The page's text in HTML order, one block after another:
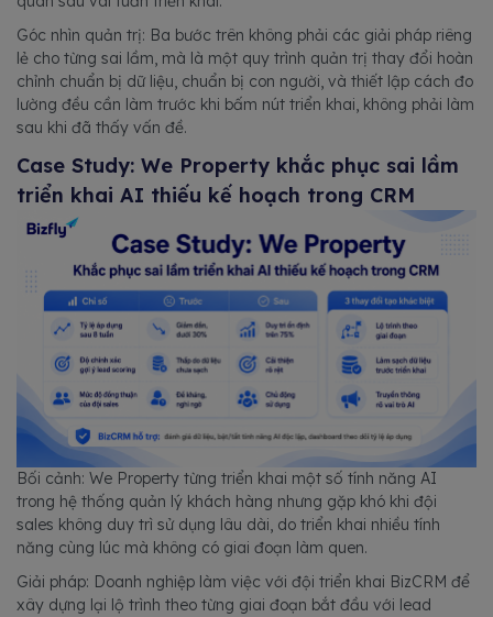
Góc nhìn quản trị: Ba bước trên không phải các giải pháp riêng
lẻ cho từng sai lầm, mà là một quy trình quản trị thay đổi hoàn
chỉnh chuẩn bị dữ liệu, chuẩn bị con người, và thiết lập cách đo
lường đều cần làm trước khi bấm nút triển khai, không phải làm
sau khi đã thấy vấn đề.
Case Study: We Property khắc phục sai lầm
triển khai AI thiếu kế hoạch trong CRM
Bối cảnh: We Property từng triển khai một số tính năng AI
trong hệ thống quản lý khách hàng nhưng gặp khó khi đội
sales không duy trì sử dụng lâu dài, do triển khai nhiều tính
năng cùng lúc mà không có giai đoạn làm quen.
Giải pháp: Doanh nghiệp làm việc với đội triển khai BizCRM để
xây dựng lại lộ trình theo từng giai đoạn bắt đầu với lead